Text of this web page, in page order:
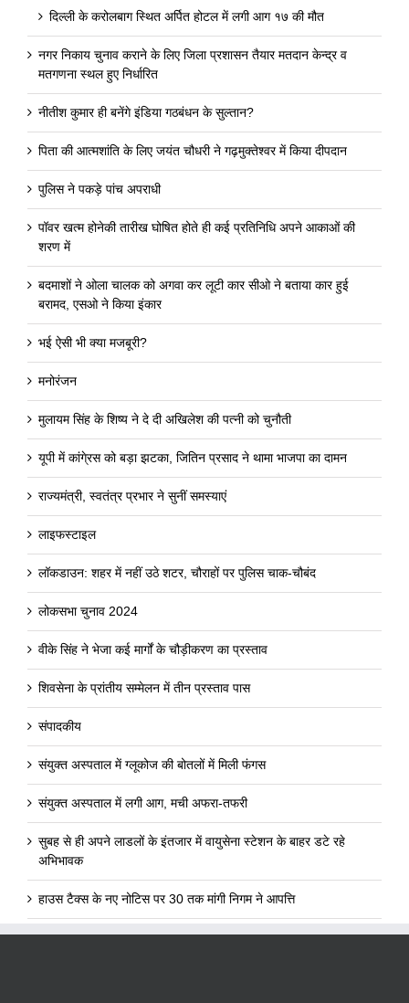
दिल्ली के करोलबाग स्थित अर्पित होटल में लगी आग १७ की मौत
नगर निकाय चुनाव कराने के लिए जिला प्रशासन तैयार मतदान केन्द्र व
मतगणना स्थल हुए निर्धारित
नीतीश कुमार ही बनेंगे इंडिया गठबंधन के सुल्तान?
पिता की आत्मशांति के लिए जयंत चौधरी ने गढ़मुक्तेश्वर में किया दीपदान
पुलिस ने पकड़े पांच अपराधी
पॉवर खत्म होनेकी तारीख घोषित होते ही कई प्रतिनिधि अपने आकाओं की
शरण में
बदमाशों ने ओला चालक को अगवा कर लूटी कार सीओ ने बताया कार हुई
बरामद, एसओ ने किया इंकार
भई ऐसी भी क्या मजबूरी?
मनोरंजन
मुलायम सिंह के शिष्य ने दे दी अखिलेश की पत्नी को चुनौती
यूपी में कांगे्रस को बड़ा झटका, जितिन प्रसाद ने थामा भाजपा का दामन
राज्यमंत्री, स्वतंत्र प्रभार ने सुनीं समस्याएं
लाइफस्टाइल
लॉकडाउन: शहर में नहीं उठे शटर, चौराहों पर पुलिस चाक-चौबंद
लोकसभा चुनाव 2024
वीके सिंह ने भेजा कई मार्गों के चौड़ीकरण का प्रस्ताव
शिवसेना के प्रांतीय सम्मेलन में तीन प्रस्ताव पास
संपादकीय
संयुक्त अस्पताल में ग्लूकोज की बोतलों में मिली फंगस
संयुक्त अस्पताल में लगी आग, मची अफरा-तफरी
सुबह से ही अपने लाडलों के इंतजार में वायुसेना स्टेशन के बाहर डटे रहे
अभिभावक
हाउस टैक्स के नए नोटिस पर 30 तक मांगी निगम ने आपत्ति